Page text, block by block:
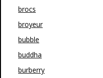
brocs
broyeur
bubble
buddha
burberry